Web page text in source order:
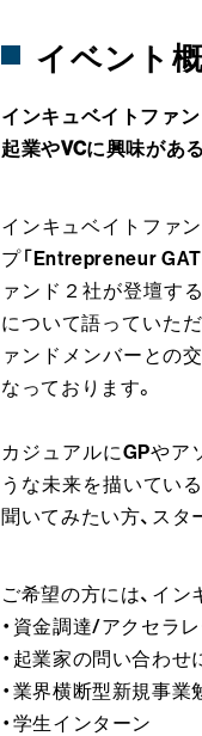
イベント
インキュベイトファン
起業やVCに興味があ
インキュベイトファ
プ「Entrepreneur
ァンド２社が登壇す
について語っていた
ァンドメンバーとの
なっております。
カジュアルにGPやア
うな未来を描いてい
聞いてみたい方、スタ
ご希望の方には、イ
・資金調達/アクセラ
・起業家の問い合わせ
・業界横断型新規事業
・学生インターン